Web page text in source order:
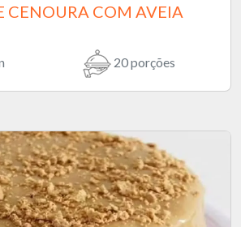
CENOURA COM AVEIA
20 porções